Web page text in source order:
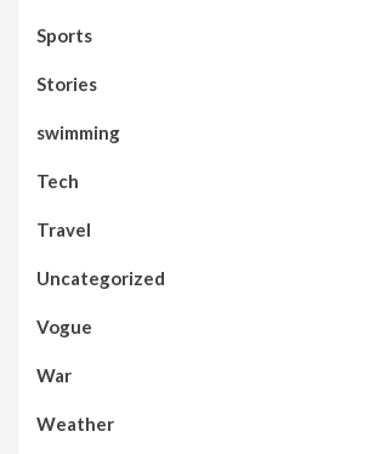
Sports
Stories
swimming
Tech
Travel
Uncategorized
Vogue
War
Weather